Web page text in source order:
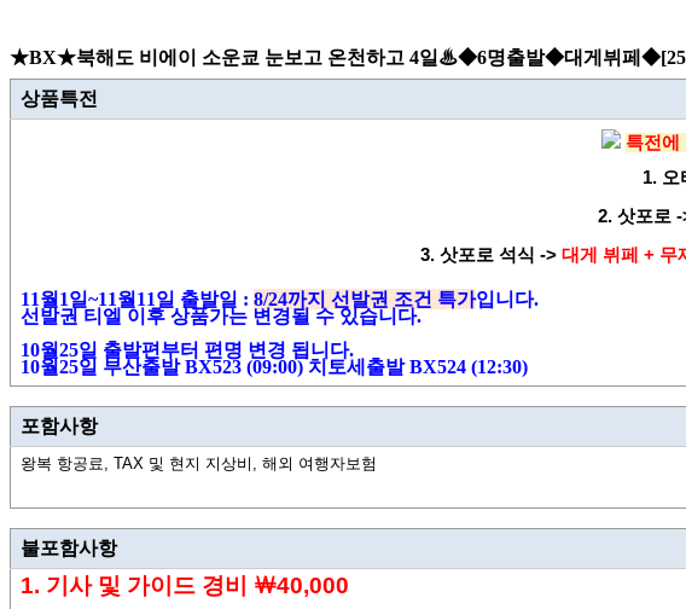
★BX★북해도 비에이 소운쿄 눈보고 온천하고 4일♨◆6명출발◆대게뷔페◆[25/
상품특전
특전에
1. 오
2. 삿포로 -
3. 삿포로 석식 -> 대게 뷔페 + 무
11월 1일~11월 11일 출발일 : 8/24까지 선발권 조건 특가입니다.
선발권 티엘 이후 상품가는 변경될 수 있습니다.
10월25일 출발편부터 편명 변경 됩니다.
10월25일 부산출발 BX523 (09:00) 치토세출발 BX524 (12:30)
포함사항
왕복 항공료, TAX 및 현지 지상비, 해외 여행자보험
불포함사항
1. 기사 및 가이드 경비 ￦40,000